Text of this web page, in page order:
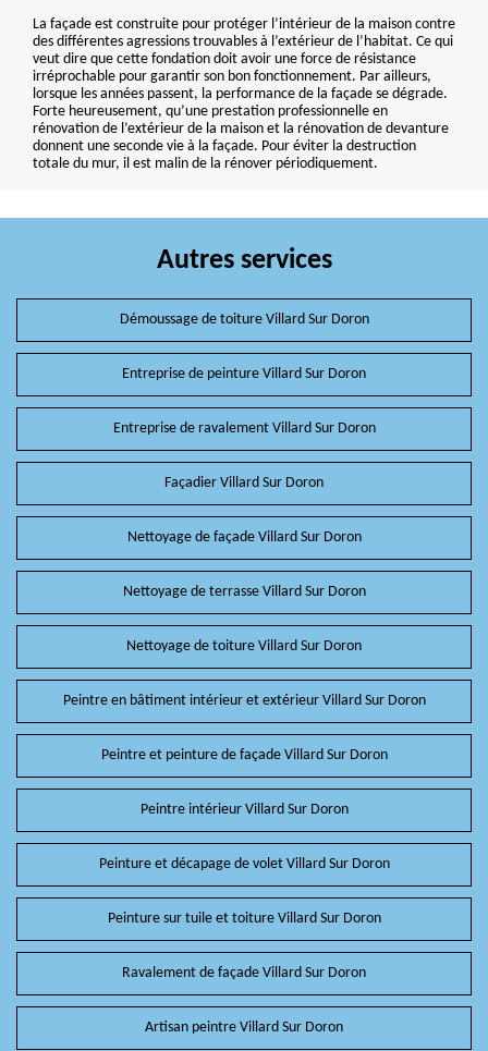
La façade est construite pour protéger l’intérieur de la maison contre
des différentes agressions trouvables à l’extérieur de l’habitat. Ce qui
veut dire que cette fondation doit avoir une force de résistance
irréprochable pour garantir son bon fonctionnement. Par ailleurs,
lorsque les années passent, la performance de la façade se dégrade.
Forte heureusement, qu’une prestation professionnelle en
rénovation de l’extérieur de la maison et la rénovation de devanture
donnent une seconde vie à la façade. Pour éviter la destruction
totale du mur, il est malin de la rénover périodiquement.
Autres services
Démoussage de toiture Villard Sur Doron
Entreprise de peinture Villard Sur Doron
Entreprise de ravalement Villard Sur Doron
Façadier Villard Sur Doron
Nettoyage de façade Villard Sur Doron
Nettoyage de terrasse Villard Sur Doron
Nettoyage de toiture Villard Sur Doron
Peintre en bâtiment intérieur et extérieur Villard Sur Doron
Peintre et peinture de façade Villard Sur Doron
Peintre intérieur Villard Sur Doron
Peinture et décapage de volet Villard Sur Doron
Peinture sur tuile et toiture Villard Sur Doron
Ravalement de façade Villard Sur Doron
Artisan peintre Villard Sur Doron